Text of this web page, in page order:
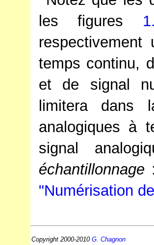
les figures
temps continu,
et de signal
limitera dans
analogiques à
signal
échantillonnage
"Numérisation
Copyright 2000-2010 G. Chagnon